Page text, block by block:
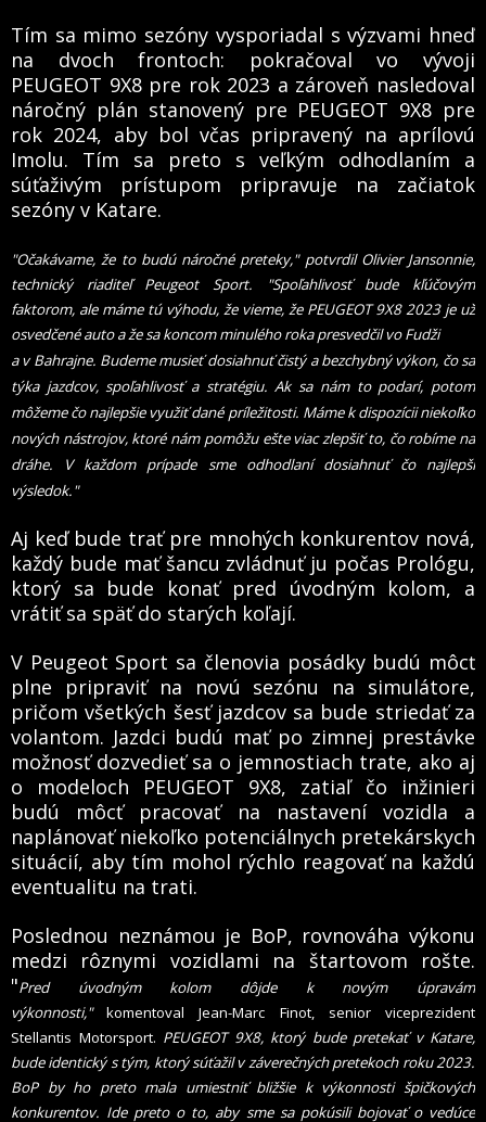
Tím sa mimo sezóny vysporiadal s výzvami hneď
na dvoch frontoch: pokračoval vo vývoji
PEUGEOT 9X8 pre rok 2023 a zároveň nasledoval
náročný plán stanovený pre PEUGEOT 9X8 pre
rok 2024, aby bol včas pripravený na aprílovú
Imolu. Tím sa preto s veľkým odhodlaním a
súťaživým prístupom pripravuje na začiatok
sezóny v Katare.
"Očakávame, že to budú náročné preteky," potvrdil Olivier Jansonnie,
technický riaditeľ Peugeot Sport. "Spoľahlivosť bude kľúčovým
faktorom, ale máme tú výhodu, že vieme, že PEUGEOT 9X8 2023 je už
osvedčené auto a že sa koncom minulého roka presvedčil vo Fudži
a v Bahrajne. Budeme musieť dosiahnuť čistý a bezchybný výkon, čo sa
týka jazdcov, spoľahlivosť a stratégiu. Ak sa nám to podarí, potom
môžeme čo najlepšie využiť dané príležitosti. Máme k dispozícii niekoľko
nových nástrojov, ktoré nám pomôžu ešte viac zlepšiť to, čo robíme na
dráhe. V každom prípade sme odhodlaní dosiahnuť čo najlepší
výsledok."
Aj keď bude trať pre mnohých konkurentov nová,
každý bude mať šancu zvládnuť ju počas Prológu,
ktorý sa bude konať pred úvodným kolom, a
vrátiť sa späť do starých koľají.
V Peugeot Sport sa členovia posádky budú môcť
plne pripraviť na novú sezónu na simulátore,
pričom všetkých šesť jazdcov sa bude striedať za
volantom. Jazdci budú mať po zimnej prestávke
možnosť dozvedieť sa o jemnostiach trate, ako aj
o modeloch PEUGEOT 9X8, zatiaľ čo inžinieri
budú môcť pracovať na nastavení vozidla a
naplánovať niekoľko potenciálnych pretekárskych
situácií, aby tím mohol rýchlo reagovať na každú
eventualitu na trati.
Poslednou neznámou je BoP, rovnováha výkonu
medzi rôznymi vozidlami na štartovom rošte.
"Pred úvodným kolom dôjde k novým úpravám
výkonnosti,"komentoval Jean-Marc Finot, senior viceprezident
Stellantis Motorsport. PEUGEOT 9X8, ktorý bude pretekať v Katare,
bude identický s tým, ktorý súťažilv záverečných pretekoch roku 2023.
BoP by ho preto mala umiestniť bližšie k výkonnosti špičkových
konkurentov. Ide preto o to, aby sme sa pokúsili bojovať o vedúce